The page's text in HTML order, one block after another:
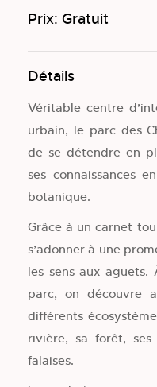
Prix: Gratuit
Détails
Véritable centre
urbain, le parc des
de se détendre en
ses connaissances
botanique.
Grâce à un carnet
s’adonner à une
les sens aux
parc, on découvre
différents
rivière, sa forêt,
falaises.